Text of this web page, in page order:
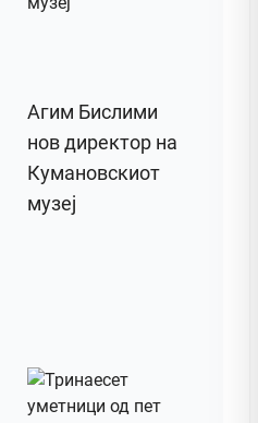
Агим Бислими
нов директор на
Кумановскиот
музеј